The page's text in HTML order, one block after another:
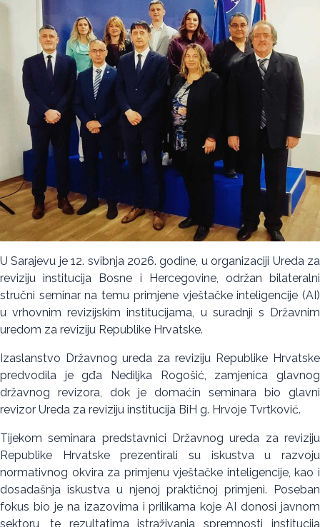
U Sarajevu je 12. svibnja 2026. godine, u organizaciji Ureda za
reviziju institucija Bosne i Hercegovine, održan bilateralni
stručni seminar na temu primjene vještačke inteligencije (AI)
u vrhovnim revizijskim institucijama, u suradnji s Državnim
uredom za reviziju Republike Hrvatske.
Izaslanstvo Državnog ureda za reviziju Republike Hrvatske
predvodila je gđa Nediljka Rogošić, zamjenica glavnog
državnog revizora, dok je domaćin seminara bio glavni
revizor Ureda za reviziju institucija BiH g. Hrvoje Tvrtković.
Tijekom seminara predstavnici Državnog ureda za reviziju
Republike Hrvatske prezentirali su iskustva u razvoju
normativnog okvira za primjenu vještačke inteligencije, kao i
dosadašnja iskustva u njenoj praktičnoj primjeni. Poseban
fokus bio je na izazovima i prilikama koje AI donosi javnom
sektoru, te rezultatima istraživanja spremnosti institucija